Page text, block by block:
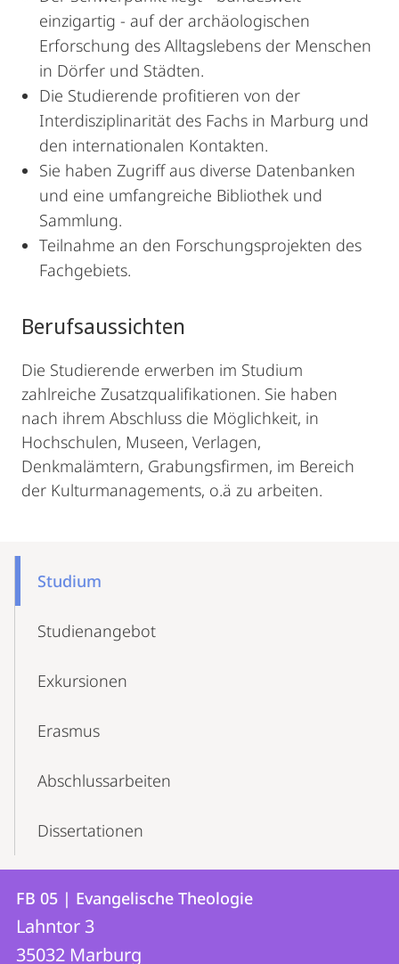
einzigartig - auf der archäologischen
Erforschung des Alltagslebens der Menschen
in Dörfer und Städten.
Die Studierende profitieren von der
Interdisziplinarität des Fachs in Marburg und
den internationalen Kontakten.
Sie haben Zugriff aus diverse Datenbanken
und eine umfangreiche Bibliothek und
Sammlung.
Teilnahme an den Forschungsprojekten des
Fachgebiets.
Berufsaussichten
Die Studierende erwerben im Studium
zahlreiche Zusatzqualifikationen. Sie haben
nach ihrem Abschluss die Möglichkeit, in
Hochschulen, Museen, Verlagen,
Denkmalämtern, Grabungsfirmen, im Bereich
der Kulturmanagements, o.ä zu arbeiten.
NavigationStudium
Studienangebot
Exkursionen
Erasmus
Abschlussarbeiten
Dissertationen
Kontakt
und
Kontaktinformationen
FB
05
FB 05 | Evangelische Theologie
Lahntor 3
35032 Marburg